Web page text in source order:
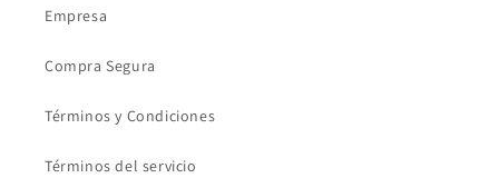
Empresa
Compra Segura
Términos y Condiciones
Términos del servicio